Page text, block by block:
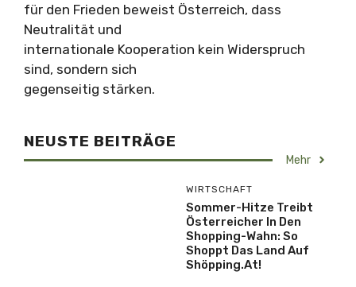
für den Frieden beweist Österreich, dass
Neutralität und
internationale Kooperation kein Widerspruch
sind, sondern sich
gegenseitig stärken.
NEUSTE BEITRÄGE
Mehr
WIRTSCHAFT
Sommer-Hitze Treibt
Österreicher In Den
Shopping-Wahn: So
Shoppt Das Land Auf
Shöpping.at!